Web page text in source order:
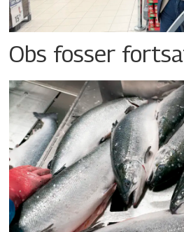
Obs fosser